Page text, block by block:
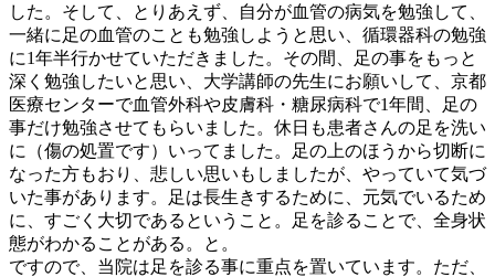
した。そして、とりあえず、自分が血管の病気を勉強して、
一緒に足の血管のことも勉強しようと思い、循環器科の勉強
に1年半行かせていただきました。その間、足の事をもっと
深く勉強したいと思い、大学講師の先生にお願いして、京都
医療センターで血管外科や皮膚科・糖尿病科で1年間、足の
事だけ勉強させてもらいました。休日も患者さんの足を洗い
に（傷の処置です）いってました。足の上のほうから切断に
なった方もおり、悲しい思いもしましたが、やっていて気づ
いた事があります。足は長生きするために、元気でいるため
に、すごく大切であるということ。足を診ることで、全身状
態がわかることがある。と。
ですので、当院は足を診る事に重点を置いています。ただ、